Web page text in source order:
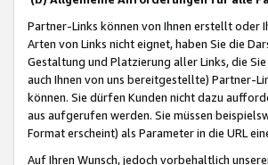
Partner-Links können von Ihnen erstellt oder
Arten von Links nicht eignet, haben Sie die
Gestaltung und Platzierung aller Links, die
auch Ihnen von uns bereitgestellte) Partner-
können. Sie dürfen Kunden nicht dazu
aus aufgerufen werden. Sie müssen
Format erscheint) als Parameter in die URL
Auf Ihren Wunsch, jedoch vorbehaltlich